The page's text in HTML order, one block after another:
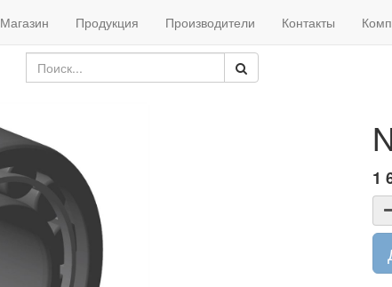
Магазин Продукция Производители Контакты
1